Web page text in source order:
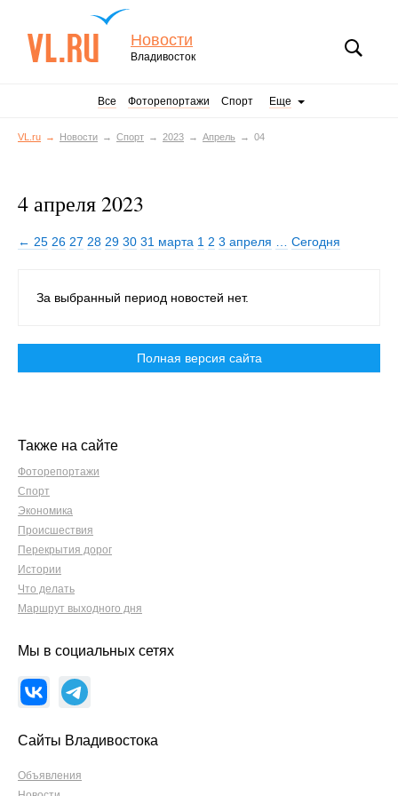
Новости
Владивосток
Все Фоторепортажи Спорт Еще
VL.ru Новости Спорт 2023 Апрель 04
4 апреля 2023
← 25 26 27 28 29 30 31 марта 1 2 3 апреля Сегодня
За выбранный период новостей нет.
Полная версия сайта
Также на сайте
Фоторепортажи
Спорт
Экономика
Происшествия
Перекрытия дорог
Истории
Что делать
Маршрут выходного дня
Мы в социальных сетях
Сайты Владивостока
Объявления